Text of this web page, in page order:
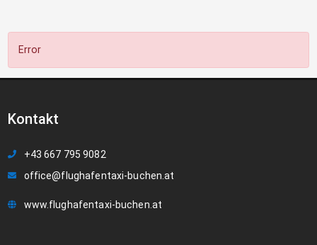
Error
Kontakt
+43 667 795 9082
office@flughafentaxi-buchen.at
www.flughafentaxi-buchen.at